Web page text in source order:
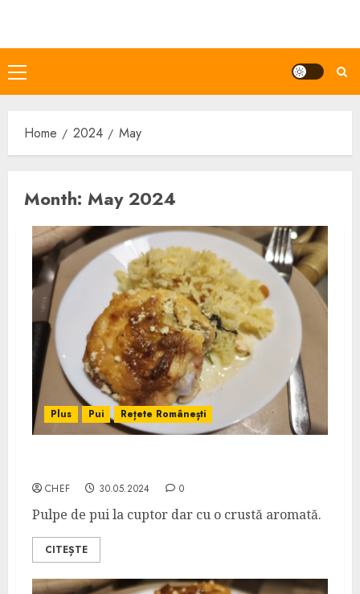
content
Primary
Menu
Home 2024 May
Month: May 2024
Plus Pui Rețete Românești
CHEF 30.05.2024 0
Pulpe de pui la cuptor dar cu o crustă aromată.
CITEȘTE